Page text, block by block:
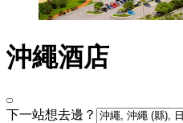
沖繩酒店
下一站想去邊？